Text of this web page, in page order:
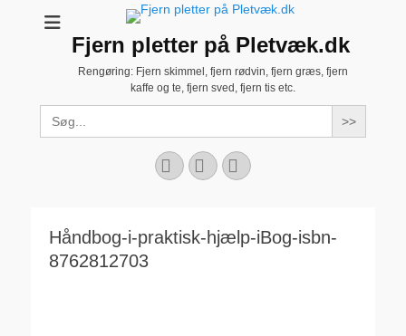
Fjern pletter på Pletvæk.dk
Rengøring: Fjern skimmel, fjern rødvin, fjern græs, fjern
kaffe og te, fjern sved, fjern tis etc.
Search
for:
Facebook
YouTubeInstagram
Håndbog-i-praktisk-hjælp-iBog-isbn-
8762812703